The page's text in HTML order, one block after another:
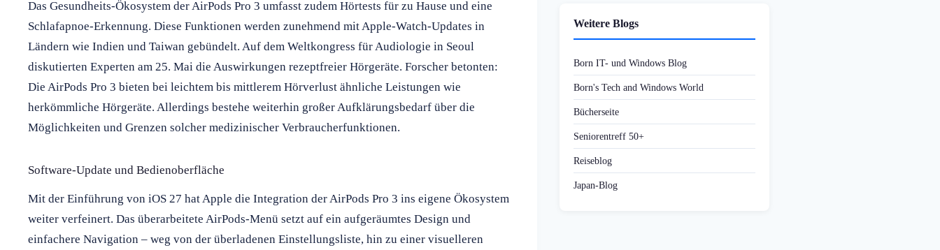
Das Gesundheits-Ökosystem der AirPods Pro 3 umfasst zudem Hörtests für zu Hause und eine
Schlafapnoe-Erkennung. Diese Funktionen werden zunehmend mit Apple-Watch-Updates in
Ländern wie Indien und Taiwan gebündelt. Auf dem Weltkongress für Audiologie in Seoul
diskutierten Experten am 25. Mai die Auswirkungen rezeptfreier Hörgeräte. Forscher betonten:
Die AirPods Pro 3 bieten bei leichtem bis mittlerem Hörverlust ähnliche Leistungen wie
herkömmliche Hörgeräte. Allerdings bestehe weiterhin großer Aufklärungsbedarf über die
Möglichkeiten und Grenzen solcher medizinischer Verbraucherfunktionen.
Software-Update und Bedienoberfläche
Mit der Einführung von iOS 27 hat Apple die Integration der AirPods Pro 3 ins eigene Ökosystem
weiter verfeinert. Das überarbeitete AirPods-Menü setzt auf ein aufgeräumtes Design und
einfachere Navigation – weg von der überladenen Einstellungsliste, hin zu einer visuelleren
Weitere Blogs
Born IT- und Windows Blog
Born's Tech and Windows World
Bücherseite
Seniorentreff 50+
Reiseblog
Japan-Blog